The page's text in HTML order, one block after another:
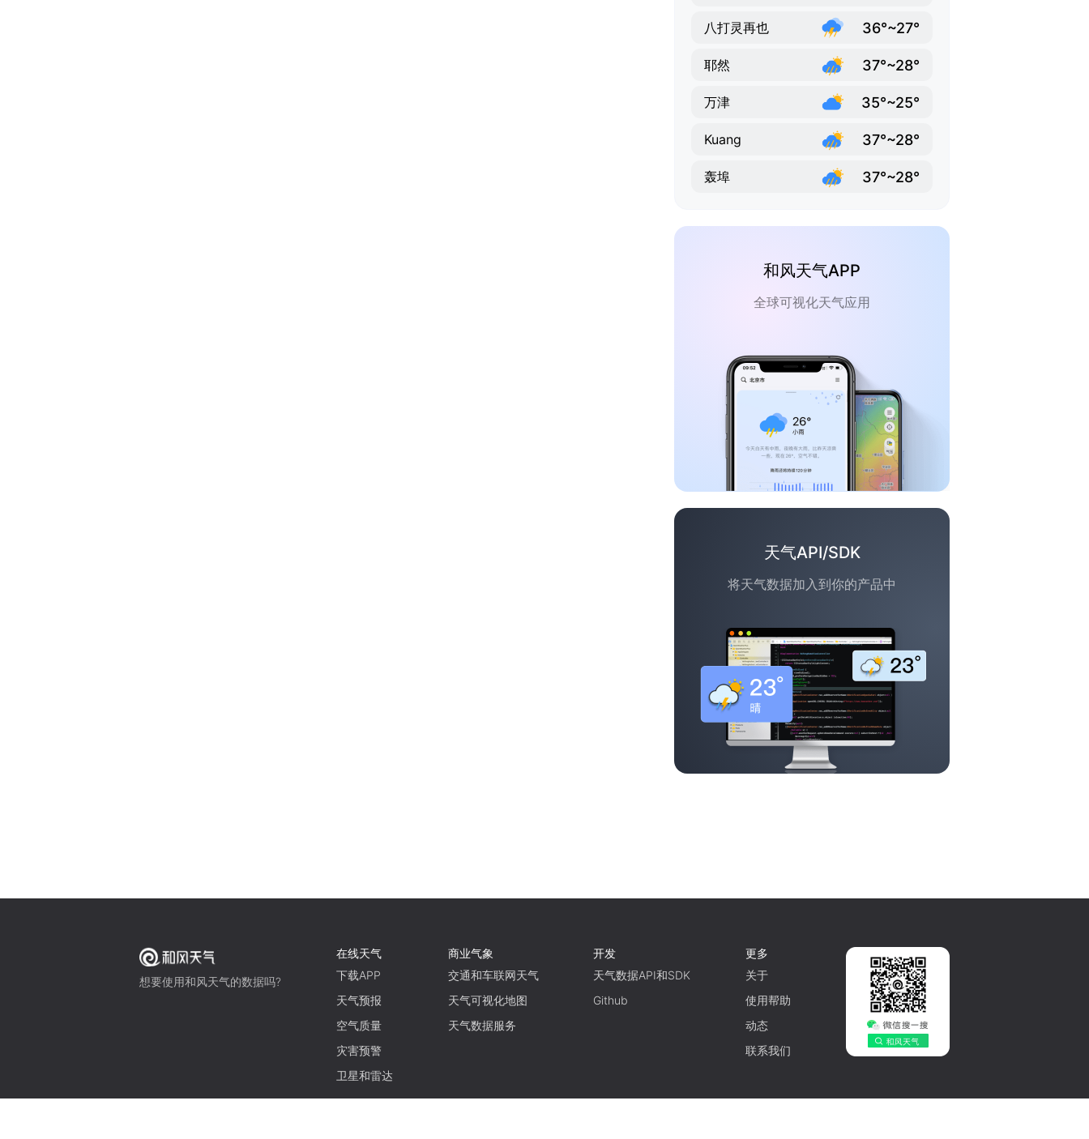
八打灵再也 36°~27°
耶然 37°~28°
万津 35°~25°
Kuang 37°~28°
轰埠 37°~28°
和风天气APP
全球可视化天气应用
天气API/SDK
将天气数据加入到你的产品中
想要使用和风天气的数据吗?
在线天气
下载APP
天气预报
空气质量
灾害预警
卫星和雷达
商业气象
交通和车联网天气
天气可视化地图
天气数据服务
开发
天气数据API和SDK
Github
更多
关于
使用帮助
动态
联系我们